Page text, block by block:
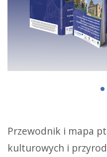
Przewodnik i mapa
kulturowych i